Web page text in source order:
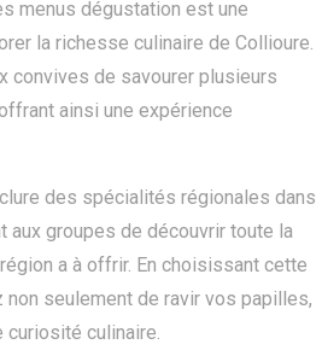
menus dégustation est une
la richesse culinaire de Collioure.
convives de savourer plusieurs
ainsi une expérience
des spécialités régionales dans
aux groupes de découvrir toute la
a à offrir. En choisissant cette
seulement de ravir vos papilles,
curiosité culinaire.